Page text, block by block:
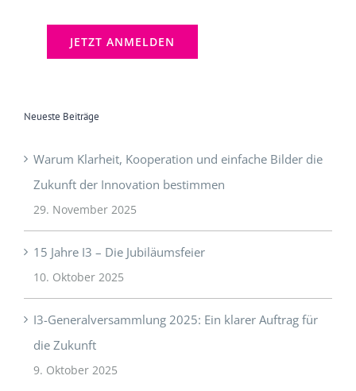
Neueste Beiträge
Warum Klarheit, Kooperation und einfache Bilder die
Zukunft der Innovation bestimmen
29. November 2025
15 Jahre I3 – Die Jubiläumsfeier
10. Oktober 2025
I3-Generalversammlung 2025: Ein klarer Auftrag für
die Zukunft
9. Oktober 2025